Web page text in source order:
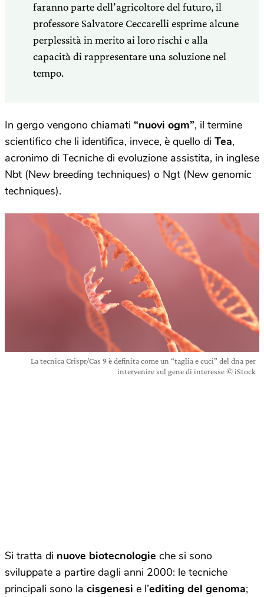
faranno parte dell’agricoltore del futuro, il
professore Salvatore Ceccarelli esprime alcune
perplessità in merito ai loro rischi e alla
capacità di rappresentare una soluzione nel
tempo.
In gergo vengono chiamati “nuovi ogm”, il termine
scientifico che li identifica, invece, è quello di Tea,
acronimo di Tecniche di evoluzione assistita, in inglese
Nbt (New breeding techniques) o Ngt (New genomic
techniques).
La tecnica Crispr/Cas 9 è definita come un “taglia e cuci” del dna per
intervenire sul gene di interesse © iStock
Si tratta di nuove biotecnologie che si sono
sviluppate a partire dagli anni 2000: le tecniche
principali sono la cisgenesi e l’editing del genoma;